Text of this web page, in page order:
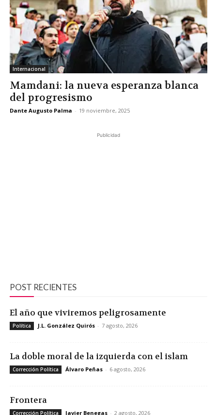
Internacional
Mamdani: la nueva esperanza blanca
del progresismo
Dante Augusto Palma - 19 noviembre, 2025
Publicidad
POST RECIENTES
El año que viviremos peligrosamente
Política J.L. González Quirós - 7 agosto, 2026
La doble moral de la izquierda con el islam
Corrección Política Álvaro Peñas - 6 agosto, 2026
Frontera
Corrección Política Javier Benegas - 2 agosto, 2026